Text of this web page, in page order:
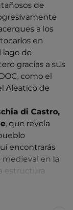
de
a los
en
de
gracias a sus
como el
Aleatico de
di Castro,
, que revela
encontrarás
en la
estructura
de
herederos